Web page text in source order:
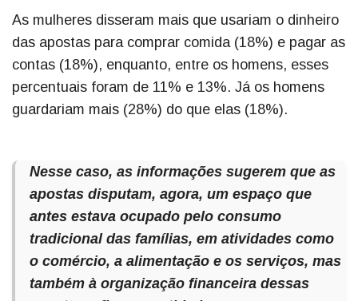
As mulheres disseram mais que usariam o dinheiro
das apostas para comprar comida (18%) e pagar as
contas (18%), enquanto, entre os homens, esses
percentuais foram de 11% e 13%. Já os homens
guardariam mais (28%) do que elas (18%).
Nesse caso, as informações sugerem que as
apostas disputam, agora, um espaço que
antes estava ocupado pelo consumo
tradicional das famílias, em atividades como
o comércio, a alimentação e os serviços, mas
também à organização financeira dessas